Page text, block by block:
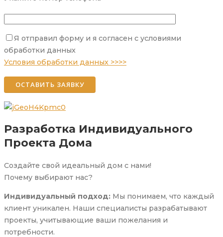
Please leave this field empty.
Я отправил форму и я согласен с условиями
обработки данных
Условия обработки данных >>>>
Разработка Индивидуального
Проекта Дома
Создайте свой идеальный дом с нами!
Почему выбирают нас?
Индивидуальный подход: Мы понимаем, что каждый
клиент уникален. Наши специалисты разрабатывают
проекты, учитывающие ваши пожелания и
потребности.